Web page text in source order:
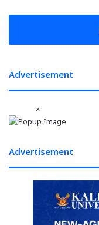
तीन
जांच
में
Advertisement
×
Advertisement